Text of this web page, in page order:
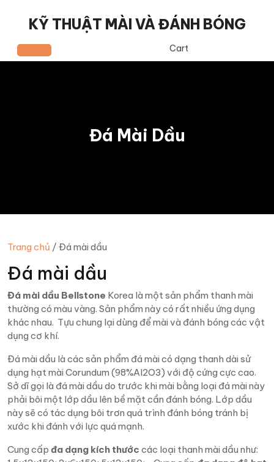
contentKỸ THUẬT MÀI VÀ ĐÁNH BÓNG
Open
Cart
Đá Mài Dầu
Trang chủ / Đá mài dầu
Đá mài dầu
Đá mài dầu Bellstone Korea là một sản phẩm thanh mài
thường có màu vàng. Sản phẩm này có rất nhiều ứng dụng
khác nhau. Tựu chung lại dùng để mài và đánh bóng các vật
dụng cơ khí.
Đá mài dầu là các sản phẩm đá mài có dạng thanh dài sử
dụng hạt mài Corundum (98%Al2O3) với độ cứng cực cao.
Sở dĩ gọi là đá mài dầu do trước khi mài bằng loại đá mài này
phải bôi một lớp dầu lên bề mặt cần đánh bóng. Lớp dầu
này sẽ có tác dụng bôi trơn quá trình đánh bóng tránh bị
xước khi đánh với lực quá mạnh.
Cung cấp đa dạng kích thước các loại thanh mài dầu như: